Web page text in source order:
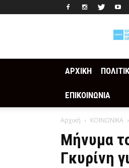
ΑΡΧΙΚΗ
ΕΠΙΚΟΙΝΩΝΙΑ
Αρχική ΚΟΙΝΩΝΙΚΑ
Μήνυμα
Γκυρίνη